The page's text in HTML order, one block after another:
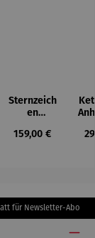
Sternzeich
en
| 333
Regulärer Preis:
159,00 €
für Newsletter-Abo